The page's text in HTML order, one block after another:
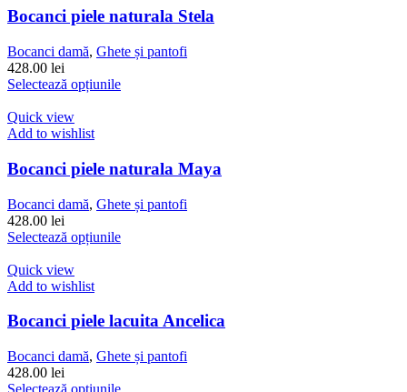
variații.
pot
fi
în
Bocanci piele naturala Stela
Bocanci damă, Ghete și pantofi
428.00 lei
Selectează opțiunileAcest
variații.
Opțiunile
pot
fi
în
Quick view
Add to wishlist
Bocanci piele naturala Maya
Bocanci damă, Ghete și pantofi
428.00 lei
Selectează opțiunileAcest
variații.
pot
fi
Quick view
Add to wishlist
Bocanci piele lacuita Ancelica
Bocanci damă, Ghete și pantofi
428.00 lei
Selectează opțiunileAcest